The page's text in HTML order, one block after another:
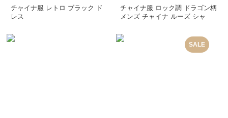
チャイナ服 レトロ ブラック ド
レス
チャイナ服 ロック調 ドラゴン柄
メンズ チャイナ ルーズ シャ
SALE